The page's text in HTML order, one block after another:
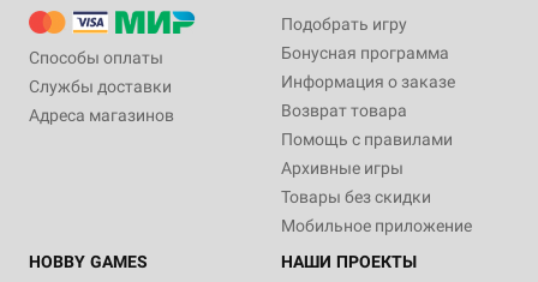
Способы оплаты
Службы доставки
Адреса магазинов
Подобрать игру
Бонусная программа
Информация о заказе
Возврат товара
Помощь с правилами
Архивные игры
Товары без скидки
Мобильное приложение
HOBBY GAMES
НАШИ ПРОЕКТЫ